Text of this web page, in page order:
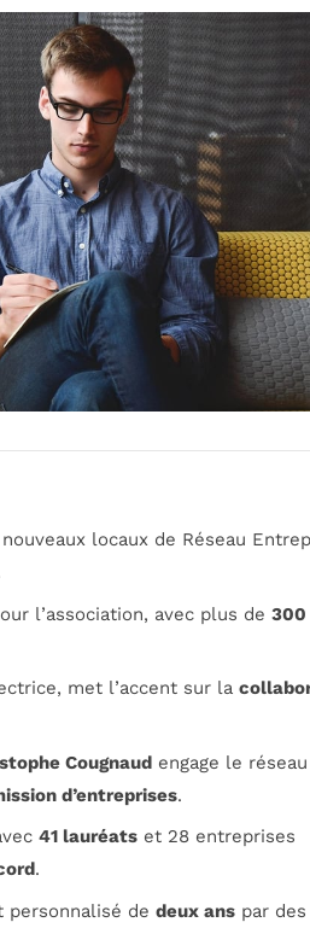
locaux de Réseau
l’association, avec plus de 300
met l’accent sur la
Cougnaud engage le
d’entreprises.
41 lauréats et 28 entreprises
.
personnalisé de deux ans par